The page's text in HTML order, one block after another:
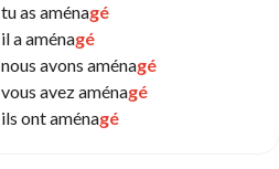
tu as aménagé
il a aménagé
nous avons aménagé
vous avez aménagé
ils ont aménagé